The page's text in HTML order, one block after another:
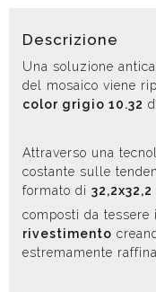
Descrizione
Una soluzione
del mosaico viene
color grigio 10.32
Attraverso una
costante sulle
formato di 32,2x32,2
composti da tessere
rivestimento
estremamente